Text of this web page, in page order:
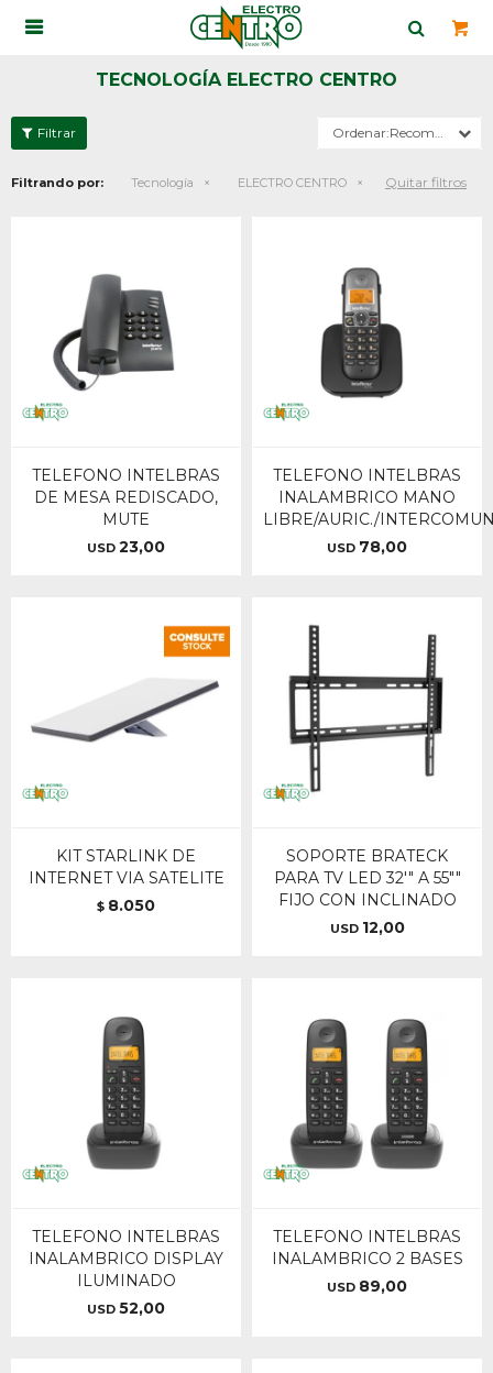

TECNOLOGÍA ELECTRO CENTRO
Recomendados
Filtrando por: Tecnología ELECTRO CENTRO Quitar filtros
TELEFONO INTELBRAS
DE MESA REDISCADO,
MUTE
USD 23,00
TELEFONO INTELBRAS
INALAMBRICO MANO
LIBRE/AURIC./
USD 78,00
KIT STARLINK DE
INTERNET VIA SATELITE
$ 8.050
SOPORTE BRATECK
PARA TV LED 32'" A 55""
FIJO CON INCLINADO
USD 12,00
TELEFONO INTELBRAS
INALAMBRICO DISPLAY
ILUMINADO
USD 52,00
TELEFONO INTELBRAS
INALAMBRICO 2 BASES
USD 89,00